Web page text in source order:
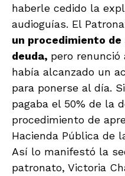
haberle cedido la
audioguías. El
un procedimiento
deuda, pero renunció
había alcanzado un
para ponerse al día.
pagaba el 50% de la
procedimiento de
Hacienda Pública de
Así lo manifestó la
patronato, Victoria